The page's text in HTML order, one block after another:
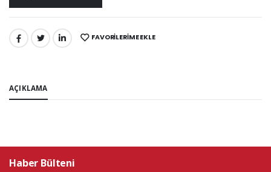
PAYLAŞ: FAVORILERIME EKLE
AÇIKLAMA
Haber Bülteni